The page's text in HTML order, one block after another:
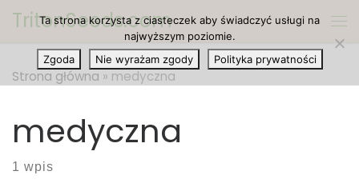
Przejdź do treści
TritonSeeds.com
Strona główna » medyczna
medyczna
1 wpis
Ta strona korzysta z ciasteczek aby świadczyć usługi na
najwyższym poziomie.
Zgoda
Nie wyrażam zgody Polityka prywatności